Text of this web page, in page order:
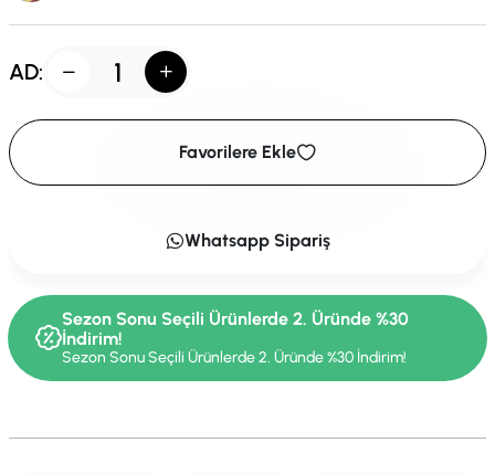
AD:
Favorilere Ekle
Whatsapp Sipariş
Sezon Sonu Seçili Ürünlerde 2. Üründe %30
İndirim!
Sezon Sonu Seçili Ürünlerde 2. Üründe %30 İndirim!